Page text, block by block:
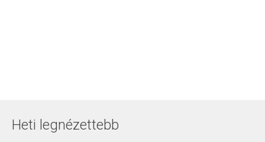
Heti legnézettebb